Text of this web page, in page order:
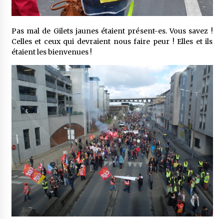
Pas mal de Gilets jaunes étaient présent-es. Vous savez !
Celles et ceux qui devraient nous faire peur ! Elles et ils
étaient les bienvenues !